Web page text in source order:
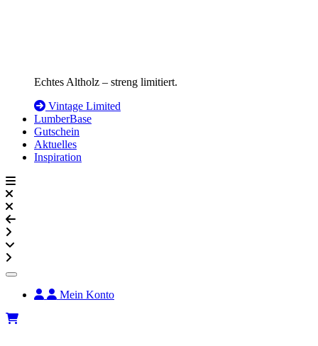
Echtes Altholz – streng limitiert.
Vintage Limited
LumberBase
Gutschein
Aktuelles
Inspiration
Mein Konto